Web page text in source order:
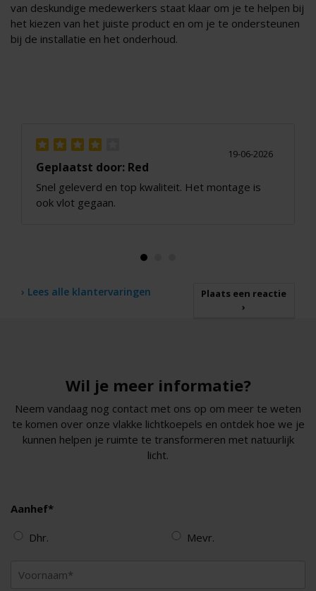
van deskundige medewerkers staat klaar om je te helpen bij
het kiezen van het juiste product en om je te ondersteunen
bij de installatie en het onderhoud.
19-06-2026
Geplaatst door: Red
Snel geleverd en top kwaliteit. Het montage is
ook vlot gegaan.
› Lees alle klantervaringen
Plaats een reactie
›
Wil je meer informatie?
Neem vandaag nog contact met ons op om meer te weten
te komen over onze vlakke lichtkoepels en ontdek hoe we je
kunnen helpen je ruimte te transformeren met natuurlijk
licht.
Aanhef*
Dhr. Mevr.